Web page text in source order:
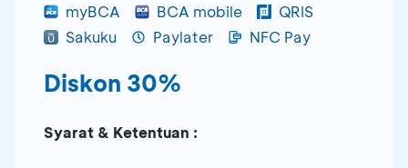
myBCA BCA mobile
QRIS
Sakuku
Paylater NFC Pay
Diskon 30%
Syarat & Ketentuan :